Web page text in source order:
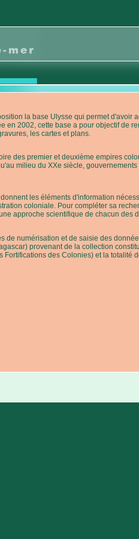
la base Ulysse qui permet d'avoir
en 2002, cette base a pour objectif de
les cartes et plans.
des premier et deuxième empires
milieu du XXe siècle,
les éléments d'information
coloniale. Pour compléter sa
approche scientifique de chacun des
de numérisation et de saisie des
provenant de la collection
des Colonies) et la totalité